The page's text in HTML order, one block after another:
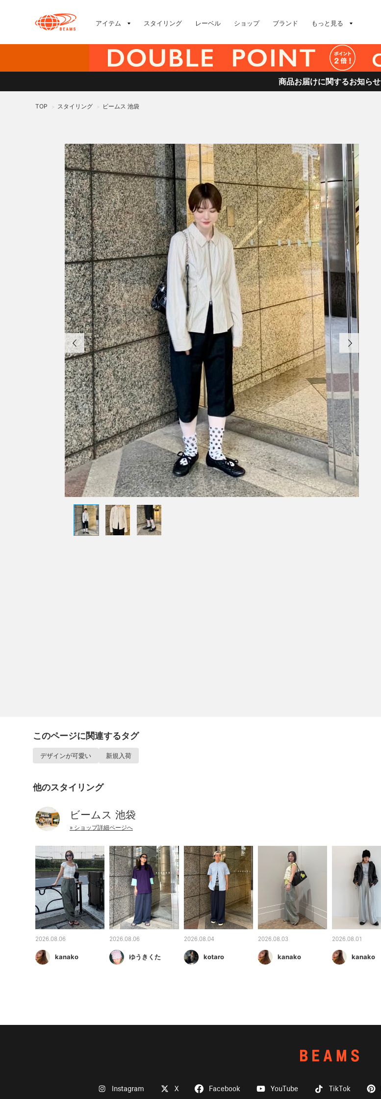
アイテム スタイリング レーベル ショップ ブランド もっと見る
商品お届けに関するお知らせ
TOP > スタイリング > ビームス 池袋
このページに関連するタグ
デザインが可愛い 新規入荷
他のスタイリング
ビームス 池袋
» ショップ詳細ページへ
2026.08.06
kanako
2026.08.06
ゆうきくた
2026.08.04
kotaro
2026.08.03
kanako
2026.08.01
kanako
Instagram X Facebook YouTube TikTok